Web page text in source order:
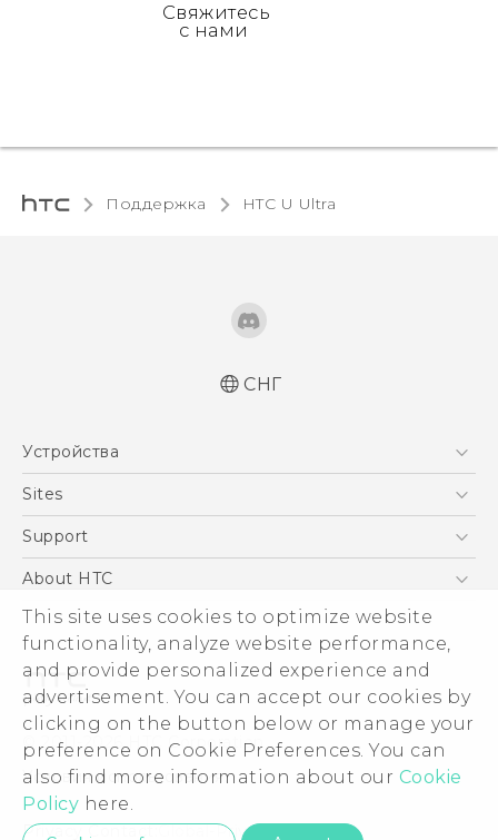
This site uses cookies to optimize website
functionality, analyze website performance,
and provide personalized experience and
advertisement. You can accept our cookies by
clicking on the button below or manage your
preference on Cookie Preferences. You can
also find more information about our Cookie
Policy here.
Свяжитесь
с нами
Поддержка HTC U Ultra‎
Русский - Руководство пользователя
Русский - Руководство по безопасности и
соответствию стандартам
Қазақ - жұмысты бастау нұсқаулығы
Қазақ - Пайдаланушы нұсқаулығы
ақпараты
English - Quick start guide
English - User manual
English - Safety and regulatory guide
СНГ
Устройства
5G
EXODUS
VIVE
Sites
HTC Dev
Support
ПОДДЕРЖКА
About HTC
ESG
Инвестирование
Политика конфиденциальности
Безопасность продуктов
Вакансии
Security and Privacy Whitepaper
© 2011-2026 HTC Corporation
Условия использования.
Privacy Contact: Global-Privacy@htc.com